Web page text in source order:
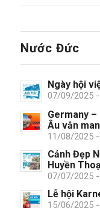
Nước Đức
Ngày hội
07/09/2025
Germany
Âu vẫn
11/08/2025
Cảnh Đẹp
Huyền
07/07/2025
Lễ hội
15/06/2025